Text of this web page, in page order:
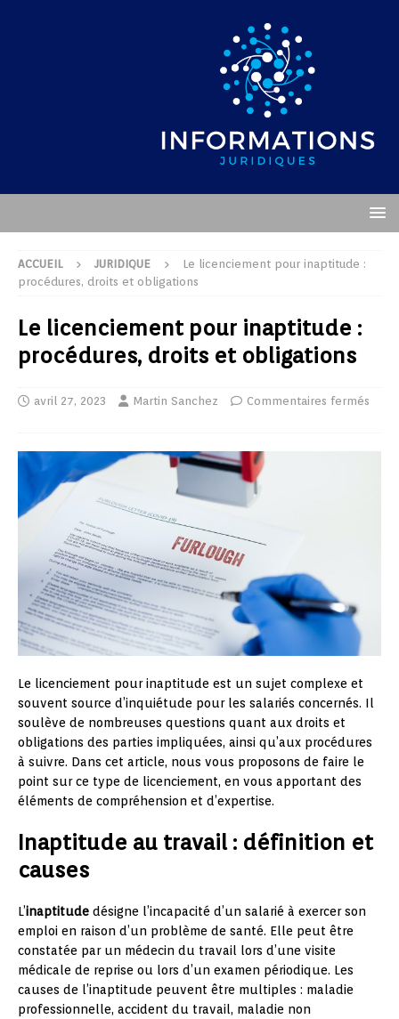
ACCUEIL JURIDIQUE
Le licenciement pour inaptitude :
procédures, droits et obligations
Le licenciement pour inaptitude :
procédures, droits et obligations
avril 27, 2023 Martin Sanchez Commentaires fermés
Le licenciement pour inaptitude est un sujet complexe et
souvent source d’inquiétude pour les salariés concernés. Il
soulève de nombreuses questions quant aux droits et
obligations des parties impliquées, ainsi qu’aux procédures
à suivre. Dans cet article, nous vous proposons de faire le
point sur ce type de licenciement, en vous apportant des
éléments de compréhension et d’expertise.
Inaptitude au travail : définition et
causes
L’inaptitude désigne l’incapacité d’un salarié à exercer son
emploi en raison d’un problème de santé. Elle peut être
constatée par un médecin du travail lors d’une visite
médicale de reprise ou lors d’un examen périodique. Les
causes de l’inaptitude peuvent être multiples : maladie
professionnelle, accident du travail, maladie non